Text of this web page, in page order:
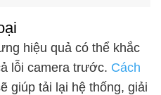
hiệu quả có thể khắc
lỗi camera trước. Cách
giúp tải lại hệ thống, giải